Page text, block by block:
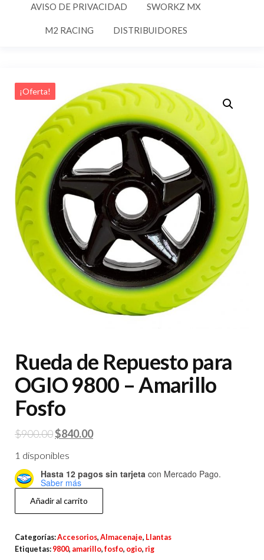
AVISO DE PRIVACIDAD SWORKZ MX
M2 RACING DISTRIBUIDORES
¡Oferta!
Rueda de Repuesto para
OGIO 9800 – Amarillo
Fosfo
$900.00El
precio
era:
$900.00.
$840.00El
1 disponibles
Hasta 12 pagos sin tarjeta con Mercado Pago.
Saber más
Rueda
de
para
Añadir al carrito
Categorías:Accesorios, Almacenaje, Llantas
Etiquetas: 9800, amarillo, fosfo, ogio, rig